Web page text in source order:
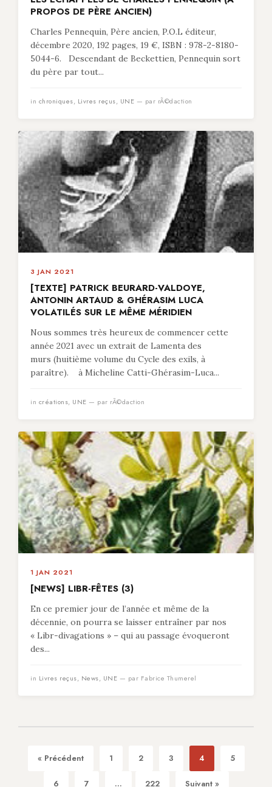
PROPOS DE PÈRE ANCIEN)
Charles Pennequin, Père ancien, P.O.L éditeur,
décembre 2020, 192 pages, 19 €, ISBN : 978-2-8180-
5044-6. Descendant de Beckettien, Pennequin sort
du père par tout...
in chroniques, Livres reçus, UNE — par rÃ©daction
3 JAN 2021
[TEXTE] PATRICK BEURARD-VALDOYE,
ANTONIN ARTAUD & GHÉRASIM LUCA
VOLATILÉS SUR LE MÊME MÉRIDIEN
Nous sommes très heureux de commencer cette
année 2021 avec un extrait de Lamenta des
murs (huitième volume du Cycle des exils, à
paraître). à Micheline Catti-Ghérasim-Luca...
in créations, UNE — par rÃ©daction
1 JAN 2021
[NEWS] LIBR-FÊTES (3)
En ce premier jour de l’année et même de la
décennie, on pourra se laisser entraîner par nos
« Libr-divagations » – qui au passage évoqueront
des...
in Livres reçus, News, UNE — par Fabrice Thumerel
« Précédent 1 2 3 4 5
6 7 ... 222 Suivant »